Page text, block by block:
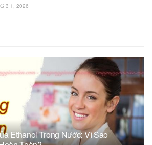
3 1, 2026
Ethanol Trong Nước: Vì Sao